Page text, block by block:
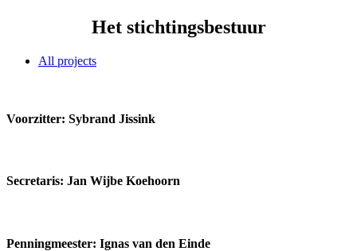
Het stichtingsbestuur
All projects
Voorzitter: Sybrand Jissink
Secretaris: Jan Wijbe Koehoorn
Penningmeester: Ignas van den Einde